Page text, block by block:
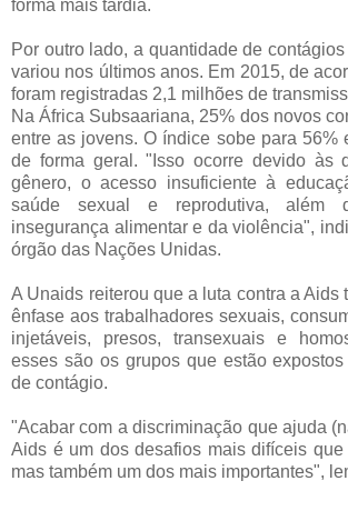
forma mais tardia.
Por outro lado, a quantidade de
variou nos últimos anos. Em 2015, de
foram registradas 2,1 milhões de
Na África Subsaariana, 25% dos novos
entre as jovens. O índice sobe para 56%
de forma geral. "Isso ocorre devido às
gênero, o acesso insuficiente à
saúde sexual e reprodutiva, além
insegurança alimentar e da violência",
órgão das Nações Unidas.
A Unaids reiterou que a luta contra a Aids
ênfase aos trabalhadores sexuais,
injetáveis, presos, transexuais e
esses são os grupos que estão
de contágio.
"Acabar com a discriminação que ajuda
Aids é um dos desafios mais difíceis que
mas também um dos mais importantes",